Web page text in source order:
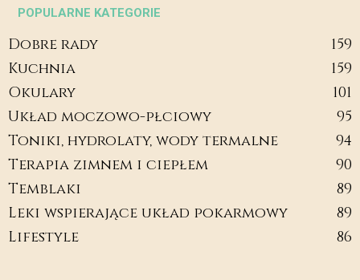
POPULARNE KATEGORIE
Dobre rady
159
Kuchnia
159
Okulary
101
Układ moczowo-płciowy
95
Toniki, hydrolaty, wody termalne
94
Terapia zimnem i ciepłem
90
Temblaki
89
Leki wspierające układ pokarmowy
89
Lifestyle
86